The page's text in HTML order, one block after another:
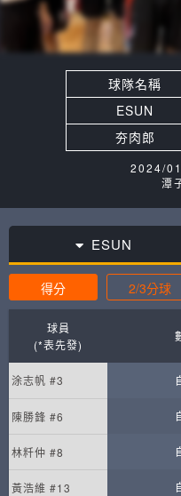
球隊名稱
ESUN
夯肉郎
2024/
潭
ESUN
得分 2/3分球
球員
(*表先發)
涂志帆 #3
陳勝鋒 #6
林粁仲 #8
黃浩維 #13